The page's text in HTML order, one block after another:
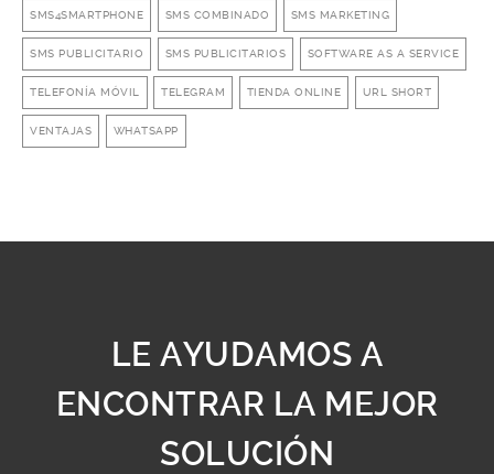
SMS4SMARTPHONE SMS COMBINADO SMS MARKETING
SMS PUBLICITARIO SMS PUBLICITARIOS SOFTWARE AS A SERVICE
TELEFONÍA MÓVIL TELEGRAM TIENDA ONLINE URL SHORT
VENTAJAS WHATSAPP
LE AYUDAMOS A
ENCONTRAR LA MEJOR
SOLUCIÓN